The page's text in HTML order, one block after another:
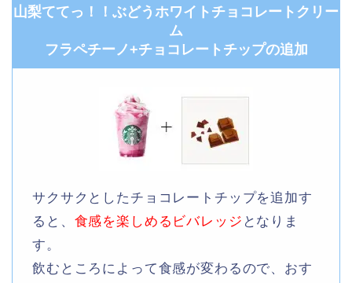
山梨ててっ！！ぶどうホワイトチョコレートクリー
ム
フラペチーノ+チョコレートチップの追加
サクサクとしたチョコレートチップを追加す
ると、 食感を楽しめるビバレッジ となりま
す。
飲むところによって食感が変わるので、おす